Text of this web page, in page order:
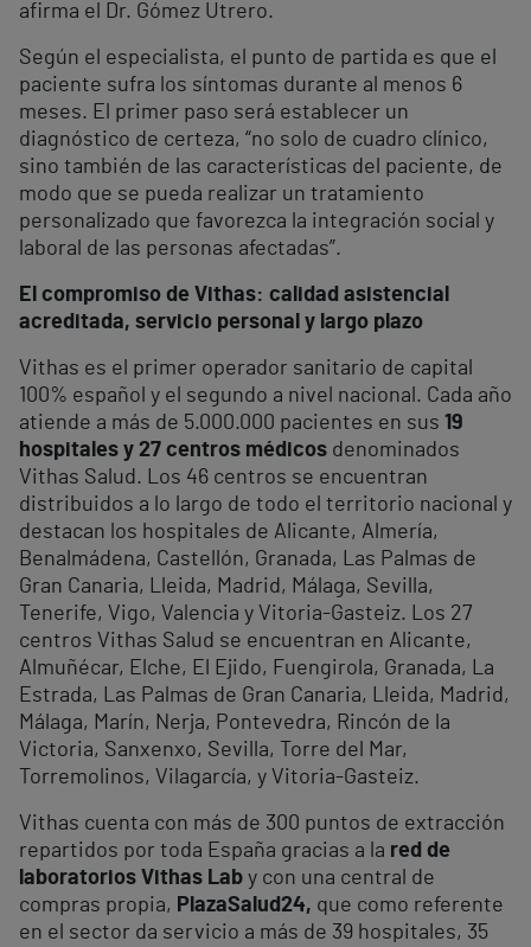
afirma el Dr. Gómez Utrero.
Según el especialista, el punto de partida es que el
paciente sufra los síntomas durante al menos 6
meses. El primer paso será establecer un
diagnóstico de certeza, “no solo de cuadro clínico,
sino también de las características del paciente, de
modo que se pueda realizar un tratamiento
personalizado que favorezca la integración social y
laboral de las personas afectadas”.
El compromiso de Vithas: calidad asistencial
acreditada, servicio personal y largo plazo
Vithas es el primer operador sanitario de capital
100% español y el segundo a nivel nacional. Cada año
atiende a más de 5.000.000 pacientes en sus 19
hospitales y 27 centros médicos denominados
Vithas Salud. Los 46 centros se encuentran
distribuidos a lo largo de todo el territorio nacional y
destacan los hospitales de Alicante, Almería,
Benalmádena, Castellón, Granada, Las Palmas de
Gran Canaria, Lleida, Madrid, Málaga, Sevilla,
Tenerife, Vigo, Valencia y Vitoria-Gasteiz. Los 27
centros Vithas Salud se encuentran en Alicante,
Almuñécar, Elche, El Ejido, Fuengirola, Granada, La
Estrada, Las Palmas de Gran Canaria, Lleida, Madrid,
Málaga, Marín, Nerja, Pontevedra, Rincón de la
Victoria, Sanxenxo, Sevilla, Torre del Mar,
Torremolinos, Vilagarcía, y Vitoria-Gasteiz.
Vithas cuenta con más de 300 puntos de extracción
repartidos por toda España gracias a la red de
laboratorios Vithas Lab y con una central de
compras propia, PlazaSalud24, que como referente
en el sector da servicio a más de 39 hospitales, 35